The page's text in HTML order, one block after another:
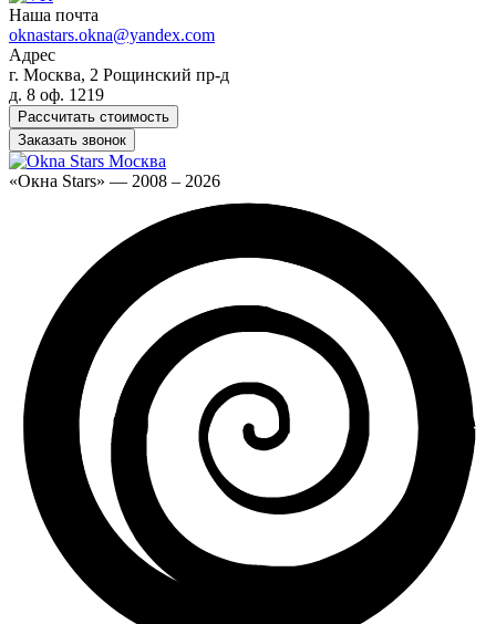
Наша почта
oknastars.okna@yandex.com
Адрес
г. Москва, 2 Рощинский пр-д
д. 8 оф. 1219
Рассчитать стоимость
Заказать звонок
«Окна Stars» — 2008 – 2026